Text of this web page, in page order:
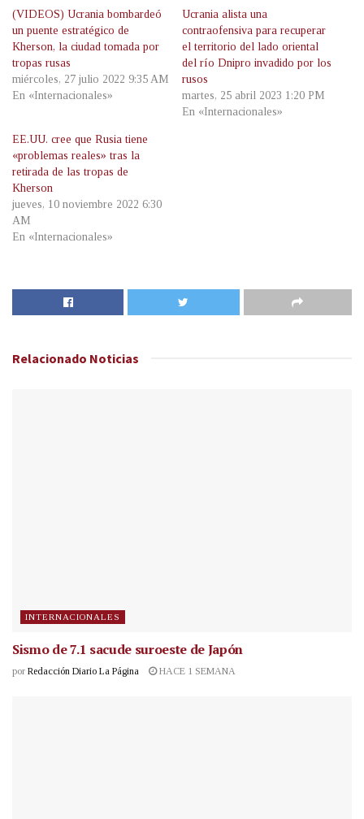
(VIDEOS) Ucrania bombardeó
un puente estratégico de
Kherson, la ciudad tomada por
tropas rusas
miércoles, 27 julio 2022 9:35 AM
En «Internacionales»
Ucrania alista una
contraofensiva para recuperar
el territorio del lado oriental
del río Dnipro invadido por los
rusos
martes, 25 abril 2023 1:20 PM
En «Internacionales»
EE.UU. cree que Rusia tiene
«problemas reales» tras la
retirada de las tropas de
Kherson
jueves, 10 noviembre 2022 6:30
AM
En «Internacionales»
Relacionado Noticias
INTERNACIONALES
Sismo de 7.1 sacude suroeste de Japón
por Redacción Diario La Página HACE 1 SEMANA